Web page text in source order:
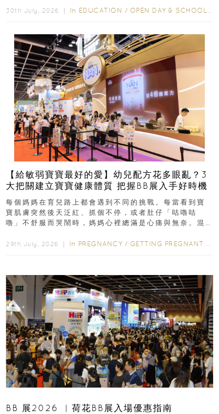
30th July, 2026 ｜ In EDUCATION / OPEN DAY & SCHOOL EVENTS
【給敏弱寶寶最好的愛】幼兒配方花多眼亂？3
大把關建立寶寶健康體質 把握BB展入手好時機
每個媽媽在育兒路上都會遇到不同的挑戰。每當看到寶
寶肌膚突然後天泛紅、抓個不停，或者肚仔「咕嚕咕
嚕」不舒服而哭鬧時，媽媽心裡總滿是心痛與無奈。混
29th July, 2026 ｜ In PREGNANCY / GETTING PREGNANT
BB 展2026 ︳荷花BB展入場優惠指南